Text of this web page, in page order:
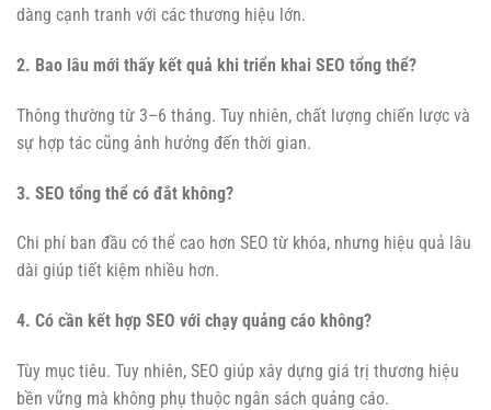
dàng cạnh tranh với các thương hiệu lớn.
2. Bao lâu mới thấy kết quả khi triển khai SEO tổng thể?
Thông thường từ 3–6 tháng. Tuy nhiên, chất lượng chiến lược và
sự hợp tác cũng ảnh hưởng đến thời gian.
3. SEO tổng thể có đắt không?
Chi phí ban đầu có thể cao hơn SEO từ khóa, nhưng hiệu quả lâu
dài giúp tiết kiệm nhiều hơn.
4. Có cần kết hợp SEO với chạy quảng cáo không?
Tùy mục tiêu. Tuy nhiên, SEO giúp xây dựng giá trị thương hiệu
bền vững mà không phụ thuộc ngân sách quảng cáo.